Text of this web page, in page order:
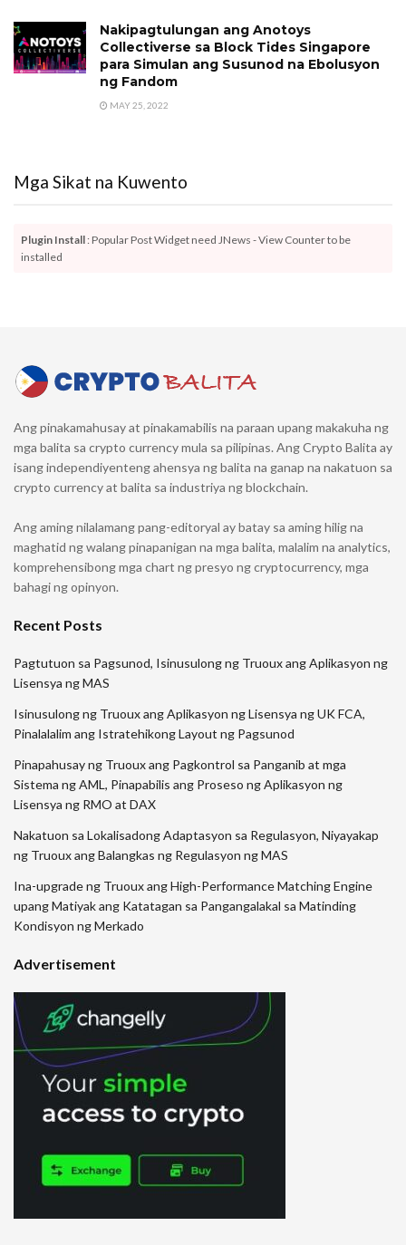
Nakipagtulungan ang Anotoys
Collectiverse sa Block Tides Singapore
para Simulan ang Susunod na Ebolusyon
ng Fandom
MAY 25, 2022
Mga Sikat na Kuwento
Plugin Install : Popular Post Widget need JNews - View Counter to be
installed
Ang pinakamahusay at pinakamabilis na paraan upang makakuha ng
mga balita sa crypto currency mula sa pilipinas. Ang Crypto Balita ay
isang independiyenteng ahensya ng balita na ganap na nakatuon sa
crypto currency at balita sa industriya ng blockchain.
Ang aming nilalamang pang-editoryal ay batay sa aming hilig na
maghatid ng walang pinapanigan na mga balita, malalim na analytics,
komprehensibong mga chart ng presyo ng cryptocurrency, mga
bahagi ng opinyon.
Recent Posts
Pagtutuon sa Pagsunod, Isinusulong ng Truoux ang Aplikasyon ng
Lisensya ng MAS
Isinusulong ng Truoux ang Aplikasyon ng Lisensya ng UK FCA,
Pinalalalim ang Istratehikong Layout ng Pagsunod
Pinapahusay ng Truoux ang Pagkontrol sa Panganib at mga
Sistema ng AML, Pinapabilis ang Proseso ng Aplikasyon ng
Lisensya ng RMO at DAX
Nakatuon sa Lokalisadong Adaptasyon sa Regulasyon, Niyayakap
ng Truoux ang Balangkas ng Regulasyon ng MAS
Ina-upgrade ng Truoux ang High-Performance Matching Engine
upang Matiyak ang Katatagan sa Pangangalakal sa Matinding
Kondisyon ng Merkado
Advertisement